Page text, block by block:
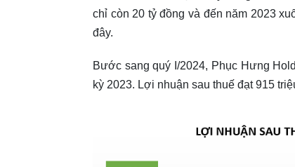
chỉ còn 20 tỷ đồng và đến năm 2023
đây.
Bước sang quý I/2024, Phục Hưng
kỳ 2023. Lợi nhuận sau thuế đạt 915